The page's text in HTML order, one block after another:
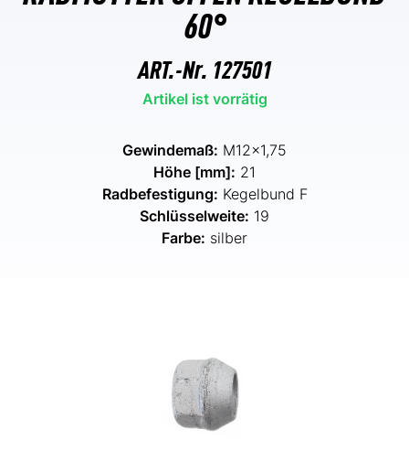
60°
ART.-Nr. 127501
Artikel ist vorrätig
Gewindemaß: M12x1,75
Höhe [mm]: 21
Radbefestigung: Kegelbund F
Schlüsselweite: 19
Farbe: silber